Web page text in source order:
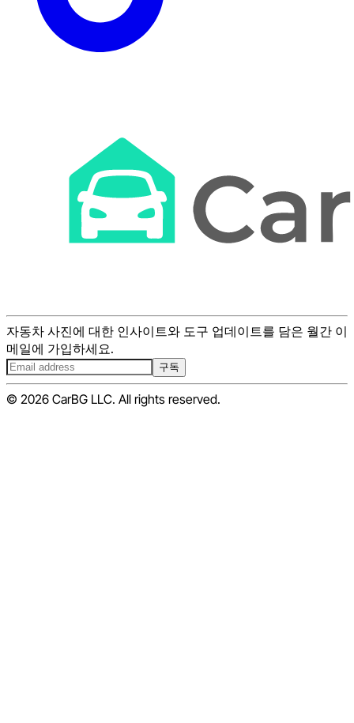
자동차 사진에 대한 인사이트와 도구 업데이트를 담은 월간 이
메일에 가입하세요.
구독
© 2026 CarBG LLC. All rights reserved.